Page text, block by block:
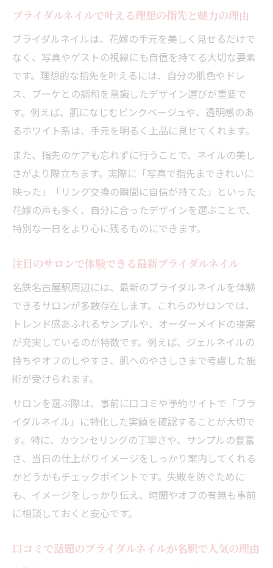
希望デザインを叶えるための事前相談のポ
予約時に知っておきたい施術の流れと注意
点
ブライダルネイルの予約時期と余裕を持つ
コツ
予約変更やキャンセルのマナーもブライダ
肌なじみの良いブライダルネイルで上品な
印象に
ブライダルネイルで選ばれる上品カラーの
指先を美しく見せるナチュラルデザインの
こだわり
肌色に合わせたブライダルネイルカラーの
選び方
上品さとトレンドを両立したブライダルネ
イル実例
ホットペッパーで探す理想のネイル情報まとめ
ホットペッパーで探せるブライダルネイル
の魅力
ブライダルネイル掲載サロンの選び方ポイ
ント
口コミ評価で見る人気ブライダルネイルデ
ザイン
ホットペッパー限定プランでお得にブライ
理想のサロン予約を叶えるコツと注意点
ブライダルネイルで叶える理想の指先と魅力の理由
ブライダルネイルは、花嫁の手元を美しく見せるだけで
なく、写真やゲストの視線にも自信を持てる大切な要素
です。理想的な指先を叶えるには、自分の肌色やドレ
ス、ブーケとの調和を意識したデザイン選びが重要で
す。例えば、肌になじむピンクベージュや、透明感のあ
るホワイト系は、手元を明るく上品に見せてくれます。
また、指先のケアも忘れずに行うことで、ネイルの美し
さがより際立ちます。実際に「写真で指先まできれいに
映った」「リング交換の瞬間に自信が持てた」といった
花嫁の声も多く、自分に合ったデザインを選ぶことで、
特別な一日をより心に残るものにできます。
注目のサロンで体験できる最新ブライダルネイル
名鉄名古屋駅周辺には、最新のブライダルネイルを体験
できるサロンが多数存在します。これらのサロンでは、
トレンド感あふれるサンプルや、オーダーメイドの提案
が充実しているのが特徴です。例えば、ジェルネイルの
持ちやオフのしやすさ、肌へのやさしさまで考慮した施
術が受けられます。
サロンを選ぶ際は、事前に口コミや予約サイトで「ブラ
イダルネイル」に特化した実績を確認することが大切で
す。特に、カウンセリングの丁寧さや、サンプルの豊富
さ、当日の仕上がりイメージをしっかり案内してくれる
かどうかもチェックポイントです。失敗を防ぐために
も、イメージをしっかり伝え、時間やオフの有無も事前
に相談しておくと安心です。
口コミで話題のブライダルネイルが名駅で人気の理由